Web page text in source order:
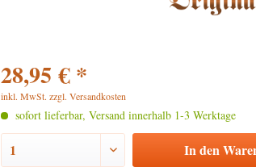
28,95 € *
inkl. MwSt.zzgl. Versandkosten
sofort lieferbar, Versand innerhalb 1-3 Werktage
In den